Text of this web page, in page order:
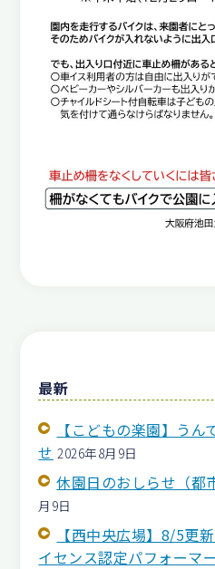
最新
【こどもの楽園】う
せ 2026年8月9日
休園日のおしらせ（都
月9日
【西中央広場】8/5更
イセンス認定パフォーマ